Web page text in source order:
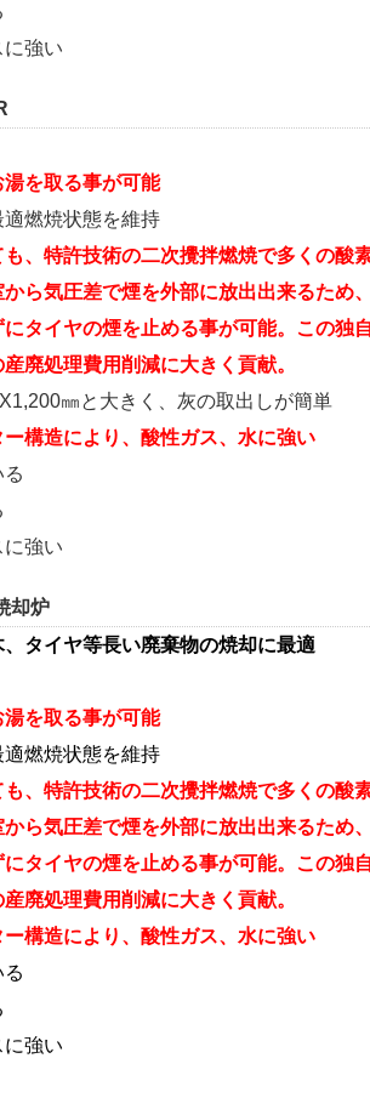
強い
を取る事が可能
燃焼状態を維持
、特許技術の二次攪拌燃焼で多くの酸
ら気圧差で煙を外部に放出出来るため
タイヤの煙を止める事が可能。この独
廃処理費用削減に大きく貢献。
㎜と大きく、灰の取出しが簡単
構造により、酸性ガス、水に強い
強い
却炉
タイヤ等長い廃棄物の焼却に最適
を取る事が可能
燃焼状態を維持
、特許技術の二次攪拌燃焼で多くの酸
ら気圧差で煙を外部に放出出来るため
タイヤの煙を止める事が可能。この独
廃処理費用削減に大きく貢献。
構造により、酸性ガス、水に強い
強い